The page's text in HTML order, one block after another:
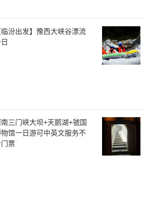
临汾出发】豫西大峡谷漂流
三门峡大坝+天鹅湖+虢国
馆一日游可中英文服务不
票